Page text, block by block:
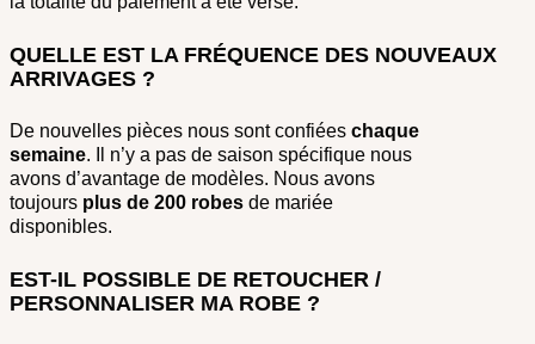
QUELLE EST LA FRÉQUENCE DES NOUVEAUX
ARRIVAGES ?
De nouvelles pièces nous sont confiées chaque
semaine. Il n’y a pas de saison spécifique nous
avons d’avantage de modèles. Nous avons
toujours plus de 200 robes de mariée
disponibles.
EST-IL POSSIBLE DE RETOUCHER /
PERSONNALISER MA ROBE ?